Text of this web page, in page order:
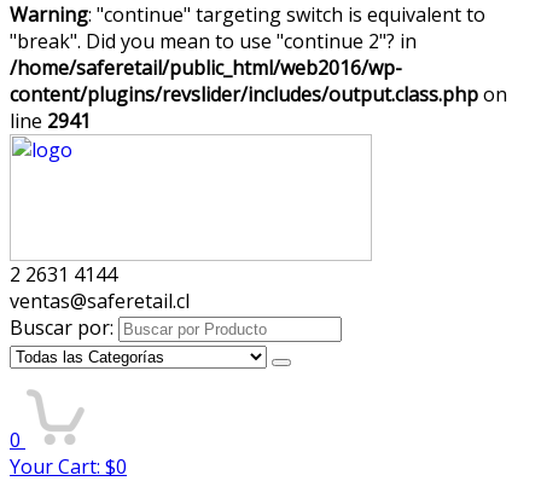
Warning: "continue" targeting switch is equivalent to
"break". Did you mean to use "continue 2"? in
/home/saferetail/public_html/web2016/wp-
content/plugins/revslider/includes/output.class.phpon
line 2941
2 2631 4144
ventas@saferetail.cl
Buscar por:
0
Your Cart: $0